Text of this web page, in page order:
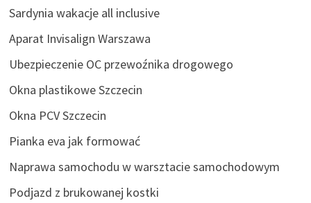
Sardynia wakacje all inclusive
Aparat Invisalign Warszawa
Ubezpieczenie OC przewoźnika drogowego
Okna plastikowe Szczecin
Okna PCV Szczecin
Pianka eva jak formować
Naprawa samochodu w warsztacie samochodowym
Podjazd z brukowanej kostki